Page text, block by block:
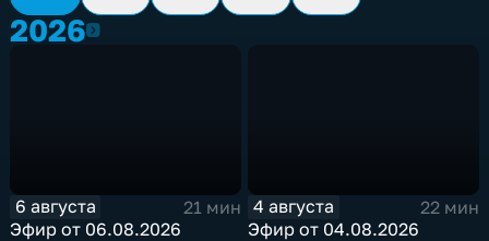
20262026
6 августа
21 мин
Эфир от 06.08.2026
4 августа
22 мин
Эфир от 04.08.2026